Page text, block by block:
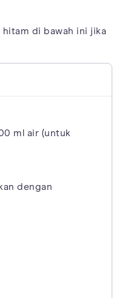
hitam di bawah ini jika
ml air (untuk
dengan